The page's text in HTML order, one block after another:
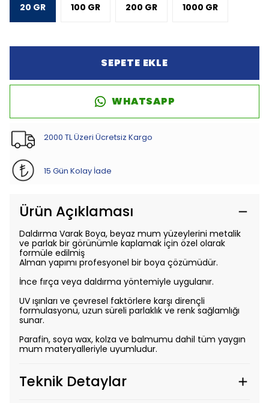
20 GR 100 GR 200 GR 1000 GR
SEPETE EKLE
WHATSAPP
2000 TL Üzeri Ücretsiz Kargo
15 Gün Kolay İade
Ürün Açıklaması
Daldırma Varak Boya, beyaz mum yüzeylerini metalik
ve parlak bir görünümle kaplamak için özel olarak
formüle edilmiş
Alman yapımı profesyonel bir boya çözümüdür.
İnce fırça veya daldırma yöntemiyle uygulanır.
UV ışınları ve çevresel faktörlere karşı dirençli
formulasyonu, uzun süreli parlaklık ve renk sağlamlığı
sunar.
Parafin, soya wax, kolza ve balmumu dahil tüm yaygın
mum materyalleriyle uyumludur.
Teknik Detaylar